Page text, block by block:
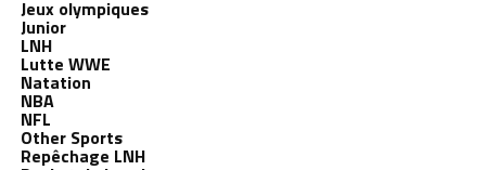
Jeux olympiques
Junior
LNH
Lutte WWE
Natation
NBA
NFL
Other Sports
Repêchage LNH